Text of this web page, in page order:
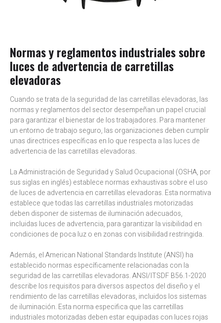
Normas y reglamentos industriales sobre
luces de advertencia de carretillas
elevadoras
Cuando se trata de la seguridad de las carretillas elevadoras, las
normas y reglamentos del sector desempeñan un papel crucial
para garantizar el bienestar de los trabajadores. Para mantener
un entorno de trabajo seguro, las organizaciones deben cumplir
unas directrices específicas en lo que respecta a las luces de
advertencia de las carretillas elevadoras.
La Administración de Seguridad y Salud Ocupacional (OSHA, por
sus siglas en inglés) establece normas exhaustivas sobre el uso
de luces de advertencia en carretillas elevadoras. Esta normativa
establece que todas las carretillas industriales motorizadas
deben disponer de sistemas de iluminación adecuados,
incluidas luces de advertencia, para garantizar la visibilidad en
condiciones de poca luz o en zonas con visibilidad restringida.
Además, el American National Standards Institute (ANSI) ha
establecido normas específicamente relacionadas con la
seguridad de las carretillas elevadoras. ANSI/ITSDF B56.1-2020
describe los requisitos para diversos aspectos del diseño y el
rendimiento de las carretillas elevadoras, incluidos los sistemas
de iluminación. Esta norma especifica que las carretillas
industriales motorizadas deben estar equipadas con luces rojas